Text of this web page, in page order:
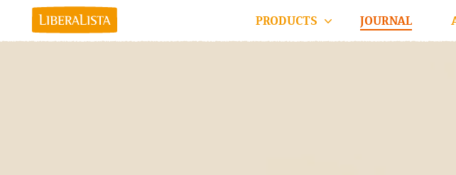
PRODUCTS JOURNAL